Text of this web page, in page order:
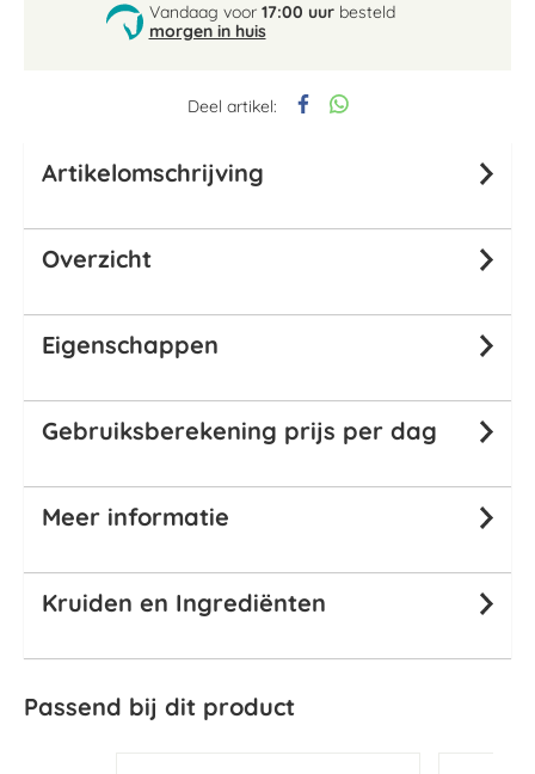
Deel artikel:
Vandaag voor 17:00 uurbesteld
morgen in huis
Artikelomschrijving
Overzicht
Eigenschappen
Gebruiksberekening prijs per dag
Meer informatie
Kruiden en Ingrediënten
Passend bij dit product